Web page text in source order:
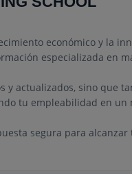
económico y la
especializada en
y actualizados, sino que
tu empleabilidad en un
segura para alcanzar